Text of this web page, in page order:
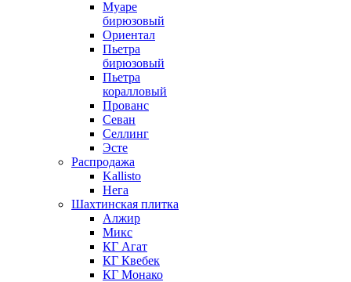
Муаре
бирюзовый
Ориентал
Пьетра
бирюзовый
Пьетра
коралловый
Прованс
Севан
Селлинг
Эсте
Распродажа
Kallisto
Нега
Шахтинская плитка
Алжир
Микс
КГ Агат
КГ Квебек
КГ Монако